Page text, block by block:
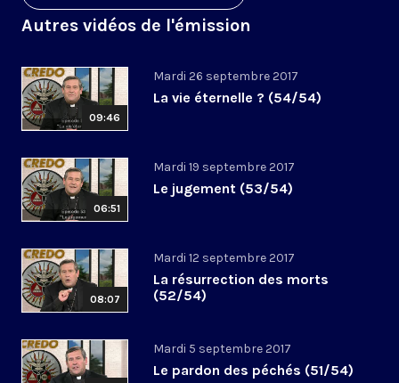
Autres vidéos de l'émission
09:46
Mardi 26 septembre 2017
La vie éternelle ? (54/54)
06:51
Mardi 19 septembre 2017
Le jugement (53/54)
08:07
Mardi 12 septembre 2017
La résurrection des morts
(52/54)
Mardi 5 septembre 2017
Le pardon des péchés (51/54)